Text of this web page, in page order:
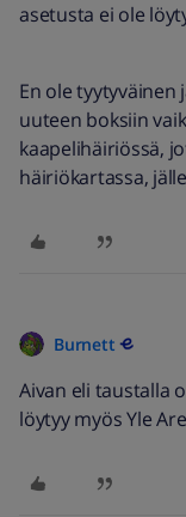
asetusta ei ole
En ole
uuteen boksiin
kaapelihäiriössä,
häiriökartassa,
Burnett
Aivan eli taustalla
löytyy myös Yle